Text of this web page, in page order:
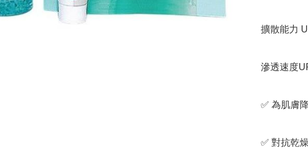
擴散能力
滲透速度
✅️ 為肌膚
✅️ 對抗乾